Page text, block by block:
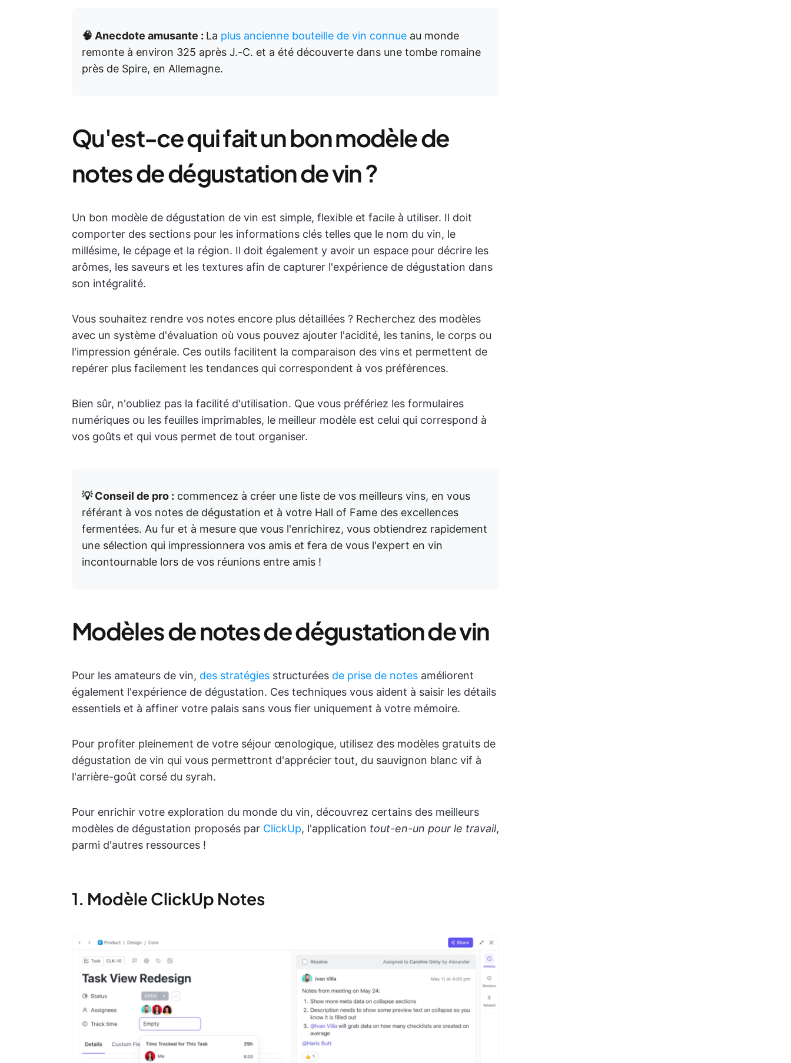
🧠 Anecdote amusante : La plus ancienne bouteille de vin connue au monde
remonte à environ 325 après J.-C. et a été découverte dans une tombe romaine
près de Spire, en Allemagne.
Qu'est-ce qui fait un bon modèle de
notes de dégustation de vin ?
Un bon modèle de dégustation de vin est simple, flexible et facile à utiliser. Il doit
comporter des sections pour les informations clés telles que le nom du vin, le
millésime, le cépage et la région. Il doit également y avoir un espace pour décrire les
arômes, les saveurs et les textures afin de capturer l'expérience de dégustation dans
son intégralité.
Vous souhaitez rendre vos notes encore plus détaillées ? Recherchez des modèles
avec un système d'évaluation où vous pouvez ajouter l'acidité, les tanins, le corps ou
l'impression générale. Ces outils facilitent la comparaison des vins et permettent de
repérer plus facilement les tendances qui correspondent à vos préférences.
Bien sûr, n'oubliez pas la facilité d'utilisation. Que vous préfériez les formulaires
numériques ou les feuilles imprimables, le meilleur modèle est celui qui correspond à
vos goûts et qui vous permet de tout organiser.
💡 Conseil de pro : commencez à créer une liste de vos meilleurs vins, en vous
référant à vos notes de dégustation et à votre Hall of Fame des excellences
fermentées. Au fur et à mesure que vous l'enrichirez, vous obtiendrez rapidement
une sélection qui impressionnera vos amis et fera de vous l'expert en vin
incontournable lors de vos réunions entre amis !
Modèles de notes de dégustation de vin
Pour les amateurs de vin, des stratégies structurées de prise de notes améliorent
également l'expérience de dégustation. Ces techniques vous aident à saisir les détails
essentiels et à affiner votre palais sans vous fier uniquement à votre mémoire.
Pour profiter pleinement de votre séjour œnologique, utilisez des modèles gratuits de
dégustation de vin qui vous permettront d'apprécier tout, du sauvignon blanc vif à
l'arrière-goût corsé du syrah.
Pour enrichir votre exploration du monde du vin, découvrez certains des meilleurs
modèles de dégustation proposés par ClickUp, l'application tout-en-un pour le travail,
parmi d'autres ressources !
1. Modèle ClickUp Notes